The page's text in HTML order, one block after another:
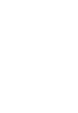
входе.